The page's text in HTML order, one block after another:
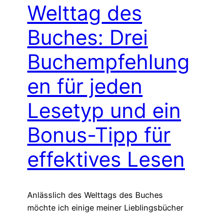
Welttag des
Buches: Drei
Buchempfehlung
en für jeden
Lesetyp und ein
Bonus-Tipp für
effektives Lesen
Anlässlich des Welttags des Buches
möchte ich einige meiner Lieblingsbücher